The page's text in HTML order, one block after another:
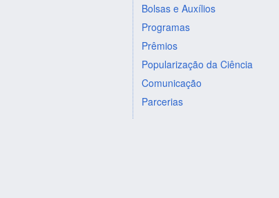
Bolsas e Auxílios
Programas
Prêmios
Popularização da Ciência
Comunicação
Parcerias